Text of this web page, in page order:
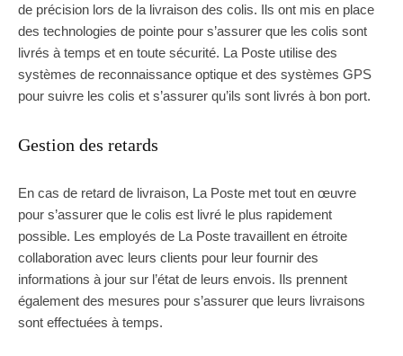
de précision lors de la livraison des colis. Ils ont mis en place
des technologies de pointe pour s’assurer que les colis sont
livrés à temps et en toute sécurité. La Poste utilise des
systèmes de reconnaissance optique et des systèmes GPS
pour suivre les colis et s’assurer qu’ils sont livrés à bon port.
Gestion des retards
En cas de retard de livraison, La Poste met tout en œuvre
pour s’assurer que le colis est livré le plus rapidement
possible. Les employés de La Poste travaillent en étroite
collaboration avec leurs clients pour leur fournir des
informations à jour sur l’état de leurs envois. Ils prennent
également des mesures pour s’assurer que leurs livraisons
sont effectuées à temps.